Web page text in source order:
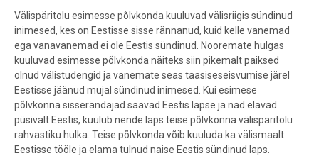
Välispäritolu esimesse põlvkonda kuuluvad välisriigis sündinud
inimesed, kes on Eestisse sisse rännanud, kuid kelle vanemad
ega vanavanemad ei ole Eestis sündinud. Nooremate hulgas
kuuluvad esimesse põlvkonda näiteks siin pikemalt paiksed
olnud välistudengid ja vanemate seas taasiseseisvumise järel
Eestisse jäänud mujal sündinud inimesed. Kui esimese
põlvkonna sisserändajad saavad Eestis lapse ja nad elavad
püsivalt Eestis, kuulub nende laps teise põlvkonna välispäritolu
rahvastiku hulka. Teise põlvkonda võib kuuluda ka välismaalt
Eestisse tööle ja elama tulnud naise Eestis sündinud laps.